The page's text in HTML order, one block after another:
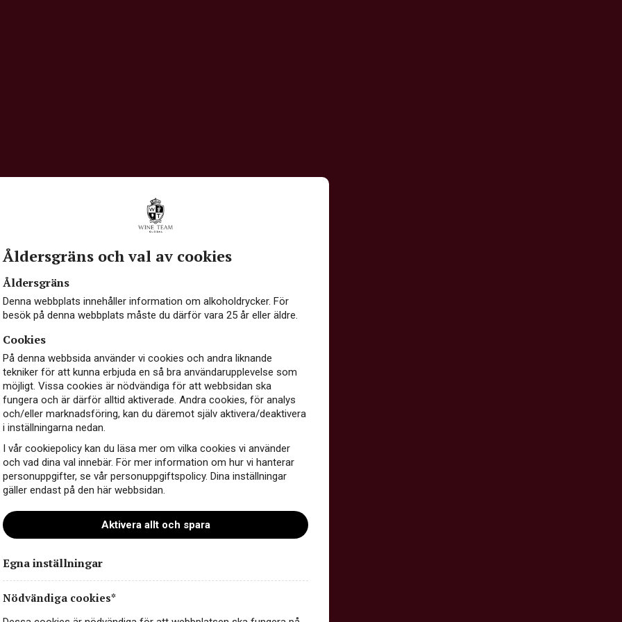
Åldersgräns och val av cookies
Åldersgräns
Denna webbplats innehåller information om alkoholdrycker. För
besök på denna webbplats måste du därför vara 25 år eller äldre.
Cookies
På denna webbsida använder vi cookies och andra liknande
tekniker för att kunna erbjuda en så bra användarupplevelse som
möjligt. Vissa cookies är nödvändiga för att webbsidan ska
fungera och är därför alltid aktiverade. Andra cookies, för analys
och/eller marknadsföring, kan du däremot själv aktivera/deaktivera
i inställningarna nedan.
I vår cookiepolicy kan du läsa mer om vilka cookies vi använder
och vad dina val innebär. För mer information om hur vi hanterar
personuppgifter, se vår personuppgiftspolicy. Dina inställningar
gäller endast på den här webbsidan.
Aktivera allt och spara
Egna inställningar
Nödvändiga cookies*